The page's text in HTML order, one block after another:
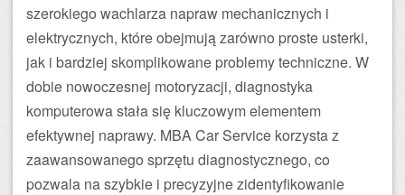
szerokiego wachlarza napraw mechanicznych i
elektrycznych, które obejmują zarówno proste usterki,
jak i bardziej skomplikowane problemy techniczne. W
dobie nowoczesnej motoryzacji, diagnostyka
komputerowa stała się kluczowym elementem
efektywnej naprawy. MBA Car Service korzysta z
zaawansowanego sprzętu diagnostycznego, co
pozwala na szybkie i precyzyjne zidentyfikowanie